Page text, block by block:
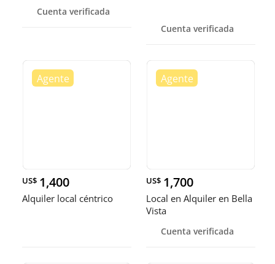
Cuenta verificada
Cuenta verificada
US$ 1,400
Alquiler local céntrico
US$ 1,700
Local en Alquiler en Bella
Vista
Cuenta verificada